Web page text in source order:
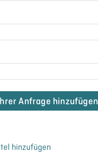
Anfrage hinzufügen
hinzufügen